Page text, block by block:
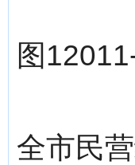
图
全市民